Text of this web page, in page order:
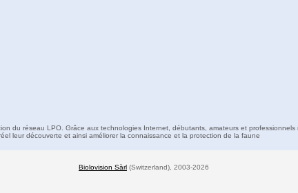
du réseau LPO. Grâce aux technologies Internet, débutants, amateurs et professionnels
leur découverte et ainsi améliorer la connaissance et la protection de la faune
Biolovision Sàrl (Switzerland), 2003-2026